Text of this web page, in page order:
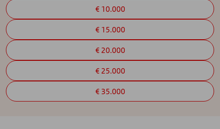
€ 10.000
€ 15.000
€ 20.000
€ 25.000
€ 35.000